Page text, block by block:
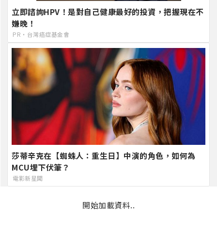
立即諮詢HPV！是對自己健康最好的投資，把握現在不
嫌晚！
PR・台灣癌症基金會
莎蒂辛克在【蜘蛛人：重生日】中演的角色，如何為
MCU埋下伏筆？
電影新星聞
開始加載資料..